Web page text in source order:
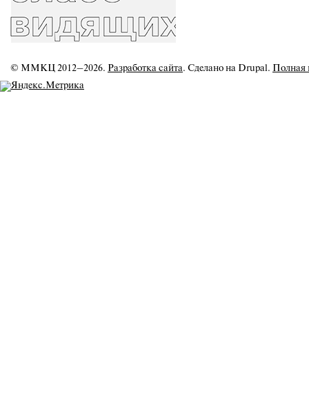
© ММКЦ 2012–2026. Разработка сайта. Сделано на Drupal. Полная